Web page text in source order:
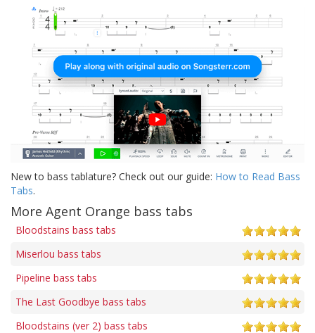
New to bass tablature? Check out our guide: How to Read Bass
Tabs.
More Agent Orange bass tabs
Bloodstains bass tabs
Miserlou bass tabs
Pipeline bass tabs
The Last Goodbye bass tabs
Bloodstains (ver 2) bass tabs